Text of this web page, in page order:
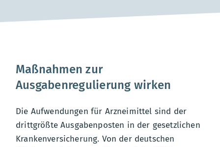
Maßnahmen zur
Ausgabenregulierung wirken
Die Aufwendungen für Arzneimittel sind der
drittgrößte Ausgabenposten in der gesetzlichen
Krankenversicherung. Von der deutschen